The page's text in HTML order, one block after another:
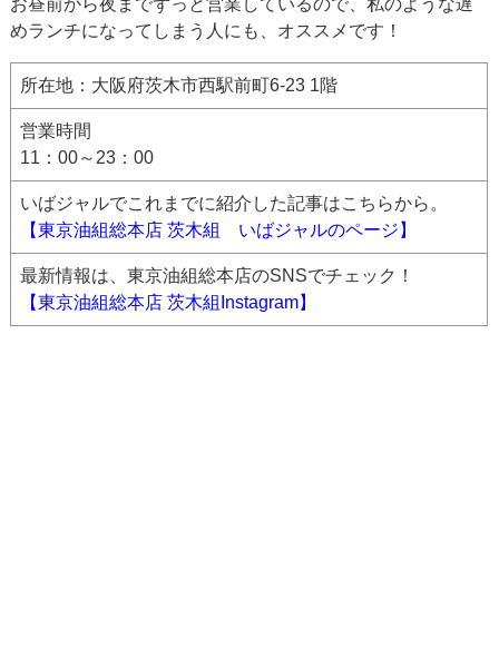
めランチになってしまう人にも、オススメです！
所在地：大阪府茨木市西駅前町6-23 1階
営業時間
11：00～23：00
いばジャルでこれまでに紹介した記事はこちらから。
【東京油組総本店 茨木組 いばジャルのページ】
最新情報は、東京油組総本店のSNSでチェック！
【東京油組総本店 茨木組Instagram】